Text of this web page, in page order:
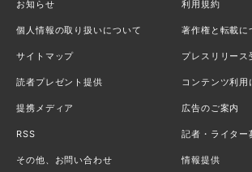
お知らせ 利用規約
個人情報の取り扱いについて 著作権と転載に
サイトマップ プレスリリース
読者プレゼント提供 コンテンツ利用
提携メディア 広告のご案内
RSS 記者・ライター
その他、お問い合わせ 情報提供